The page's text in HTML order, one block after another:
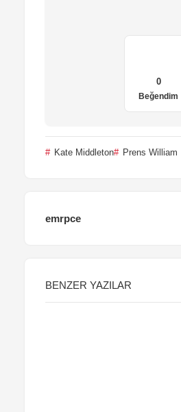
0
Beğendim
Kate Middleton Prens William
emrpce
BENZER YAZILAR